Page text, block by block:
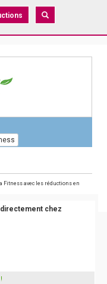
Fitness avec les réductions en
chez